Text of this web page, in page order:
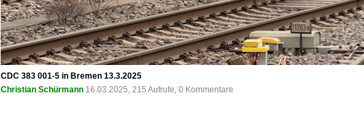
CDC 383 001-5 in Bremen 13.3.2025
Christian Schürmann 16.03.2025, 215 Aufrufe, 0 Kommentare